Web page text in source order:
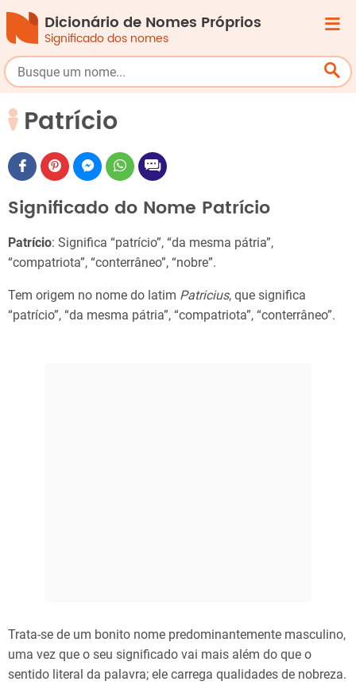
Dicionário de Nomes Próprios
Significado dos nomes
Patrício
Significado do Nome Patrício
Patrício: Significa “patrício”, “da mesma pátria”,
“compatriota”, “conterrâneo”, “nobre”.
Tem origem no nome do latim Patricius, que significa
“patrício”, “da mesma pátria”, “compatriota”, “conterrâneo”.
Trata-se de um bonito nome predominantemente masculino,
uma vez que o seu significado vai mais além do que o
sentido literal da palavra; ele carrega qualidades de nobreza.